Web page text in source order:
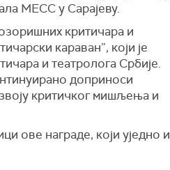
МЕСС у Сарајеву.
критичара и
караван”, који је
и театролога Србије.
доприноси
критичког мишљења и
ове награде, који уједно и